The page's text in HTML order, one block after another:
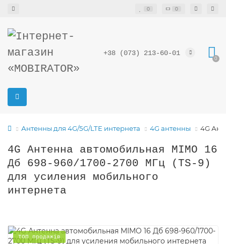
0 0
+38 (073) 213-60-01
0
Антенны для 4G/5G/LTE интернета 4G антенны 4G
4G Антенна автомобильная MIMO 16
Дб 698-960/1700-2700 МГц (TS-9)
для усиления мобильного
интернета
ТОП продажів